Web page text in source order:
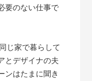
要のない仕事で
じ家で暮らして
とデザイナの夫
ンはたまに聞き